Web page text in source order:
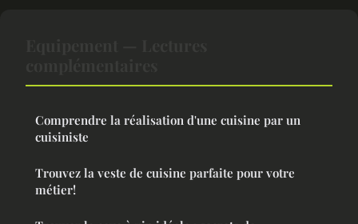
Comprendre la réalisation d'une cuisine par un
cuisiniste
Trouvez la veste de cuisine parfaite pour votre
métier!